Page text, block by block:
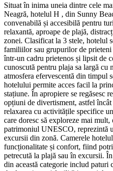
Situat în inima uneia dintre cele
Neagră, hotelul H , din Sunny
convenabilă și accesibilă pentru
relaxantă, aproape de plajă,
zonei. Clasificat la 3 stele, hotelul
familiilor sau grupurilor de
într-un cadru prietenos și lipsit de
cunoscută pentru plaja sa largă cu
atmosfera efervescentă din timpul
hotelului permite acces facil la
stațiune. În apropiere se regăsesc
opțiuni de divertisment, astfel
relaxarea cu activitățile specifice
care doresc să exploreze mai
patrimoniul UNESCO, reprezintă
excursii din zonă. Camerele
funcționalitate și confort, fiind
petrecută la plajă sau în excursii.
din această categorie includ paturi